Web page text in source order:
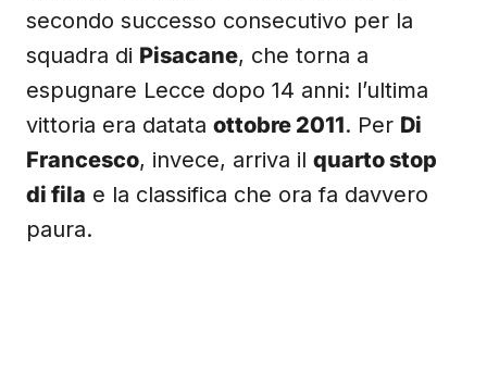
secondo successo consecutivo per la
squadra di Pisacane, che torna a
espugnare Lecce dopo 14 anni: l’ultima
vittoria era datata ottobre 2011. Per Di
Francesco, invece, arriva il quarto stop
di fila e la classifica che ora fa davvero
paura.